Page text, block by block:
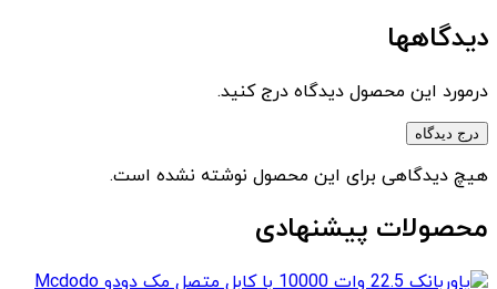
دیدگاهها
درمورد این محصول دیدگاه درج کنید.
درج دیدگاه
هیچ دیدگاهی برای این محصول نوشته نشده است.
محصولات پیشنهادی